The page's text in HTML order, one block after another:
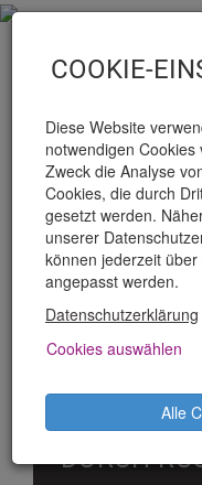
»VOM
WÄHREND
DURCH
COOKIE-
Diese Website
notwendigen
Zweck die Analyse
Cookies, die durch
gesetzt werden.
unserer
können jederzeit
angepasst werden.
Datenschutzerklärung
Cookies auswählen
Alle